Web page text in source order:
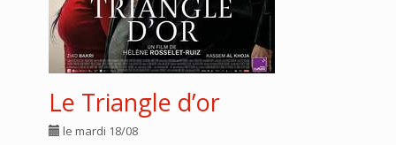
Le Triangle d’or
le mardi 18/08